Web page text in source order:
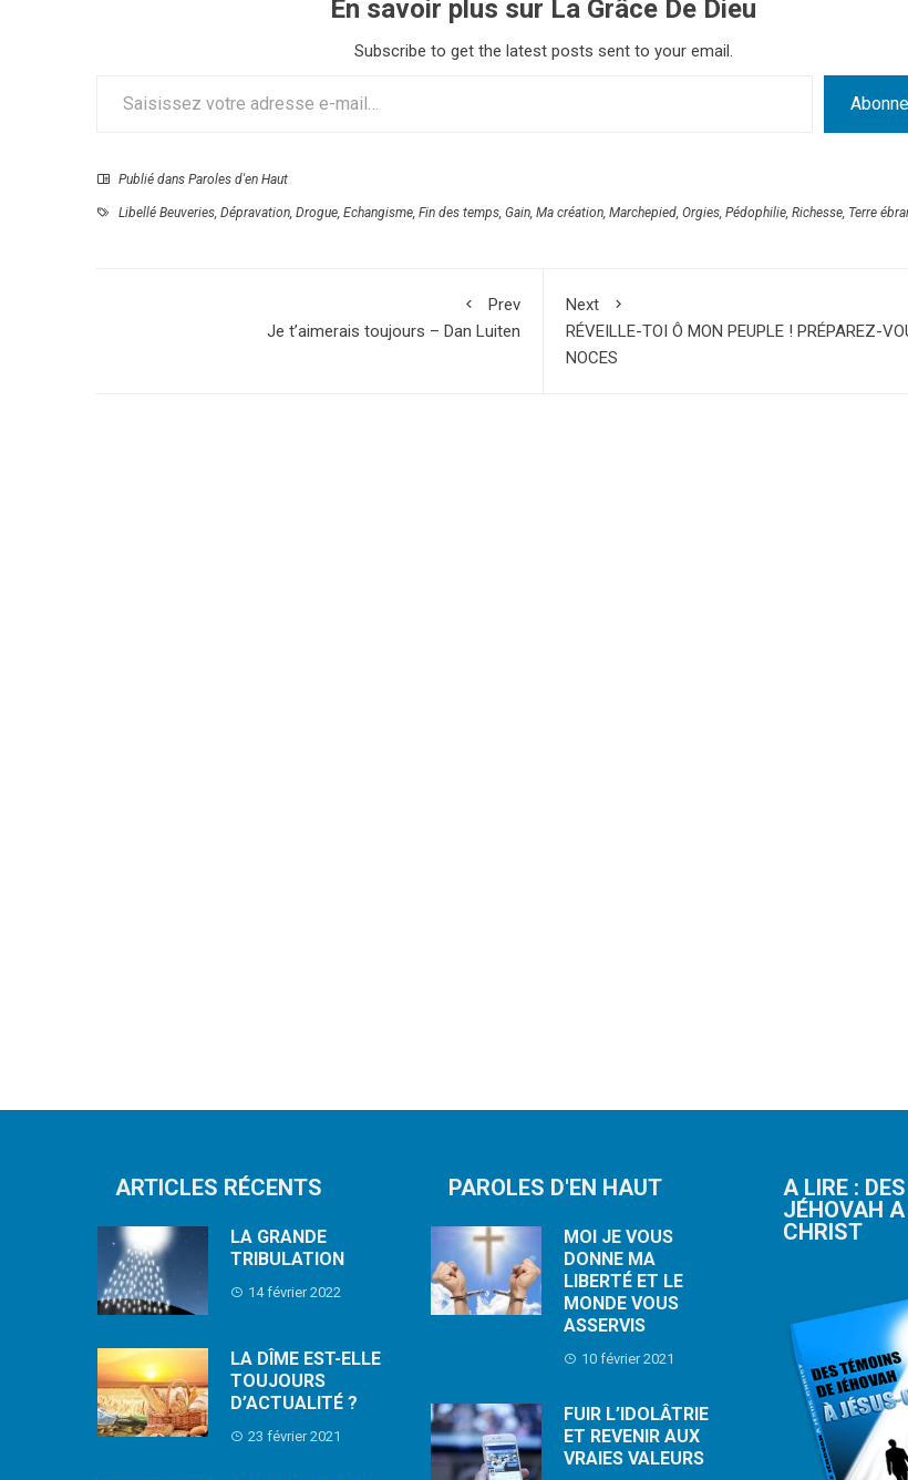
En savoir plus sur La Grâce De Dieu
Subscribe to get the latest posts sent to your email.
Publié dans Paroles d'en Haut
Libellé Beuveries Dépravation Drogue Echangisme Fin des temps Gain Ma création Marchepied Orgies Pédophilie Richesse Terre
Prev
Je t’aimerais toujours – Dan Luiten
Next
RÉVEILLE-TOI Ô MON PEUPLE ! PRÉPAREZ-
NOCES
ARTICLES RÉCENTS
LA GRANDE
TRIBULATION
14 février 2022
LA DÎME EST-ELLE
TOUJOURS
D’ACTUALITÉ ?
23 février 2021
PAROLES D'EN HAUT
MOI JE VOUS
DONNE MA
LIBERTÉ ET LE
MONDE VOUS
ASSERVIS
10 février 2021
FUIR L’IDOLÂTRIE
ET REVENIR AUX
VRAIES VALEURS
A LIRE :
JÉHOVAH
CHRIST